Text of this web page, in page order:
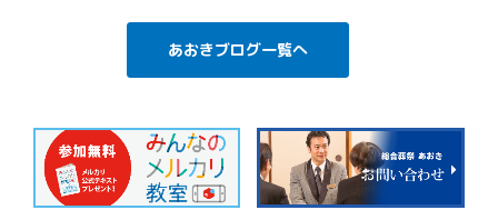
あおきブログ一覧へ